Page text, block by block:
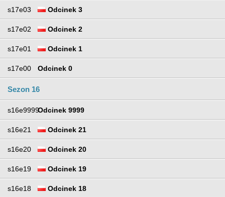
s17e03 Odcinek 3
s17e02 Odcinek 2
s17e01 Odcinek 1
s17e00 Odcinek 0
Sezon 16
s16e9999Odcinek 9999
s16e21 Odcinek 21
s16e20 Odcinek 20
s16e19 Odcinek 19
s16e18 Odcinek 18